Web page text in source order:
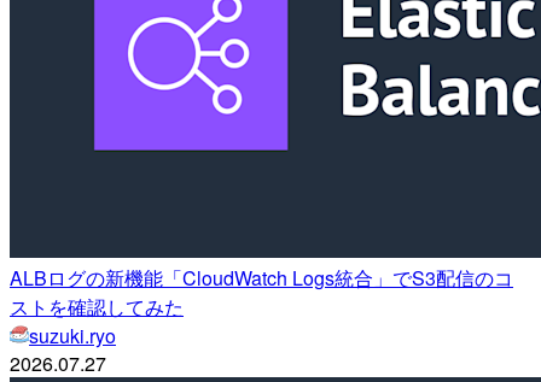
ALBログの新機能「CloudWatch Logs統合」でS3配信のコ
ストを確認してみた
suzuki.ryo
2026.07.27